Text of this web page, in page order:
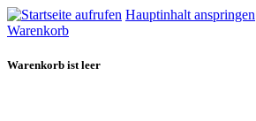
Hauptinhalt anspringen
Warenkorb
Warenkorb ist leer